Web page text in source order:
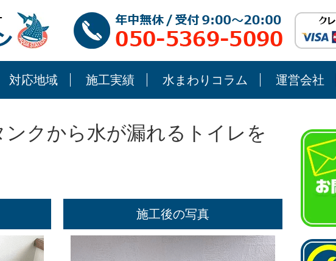
対応地域 施工実績 水まわりコラム 運営会社
クから水が漏れるトイレを
施工後の写真